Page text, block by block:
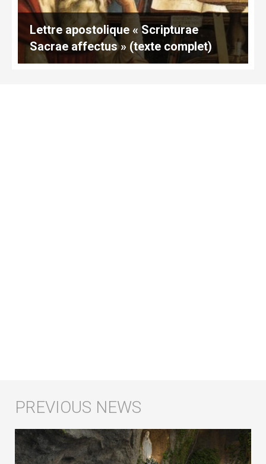
Lettre apostolique « Scripturae
Sacrae affectus » (texte complet)